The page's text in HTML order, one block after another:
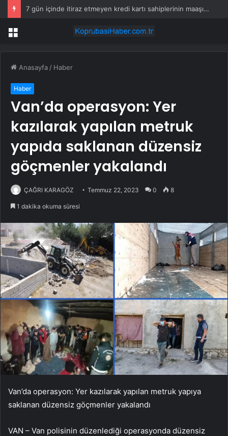
7 gün içinde itiraz etmeyen kredi kartı sahiplerinin maaşına haciz gelecek
Menü
Anasayfa / Haber
Haber
Van’da operasyon: Yer
kazılarak yapılan metruk
yapıda saklanan düzensiz
göçmenler yakalandı
ÇAĞRI KARAGÖZ Temmuz 22, 2023 0 8
1 dakika okuma süresi
Van’da operasyon: Yer kazılarak yapılan metruk yapıya
saklanan düzensiz göçmenler yakalandı
VAN – Van polisinin düzenlediği operasyonda düzensiz